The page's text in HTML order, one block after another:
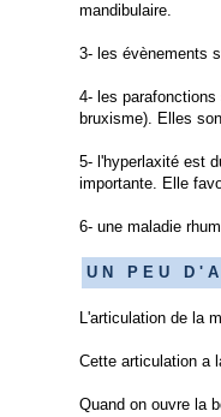
mandibulaire.
3- les évènements
4- les
bruxisme). Elles
5- l'hyperlaxité est
importante. Elle
6- une maladie
U N P E U D ' A
L'articulation de la
Cette articulation a
Quand on ouvre la